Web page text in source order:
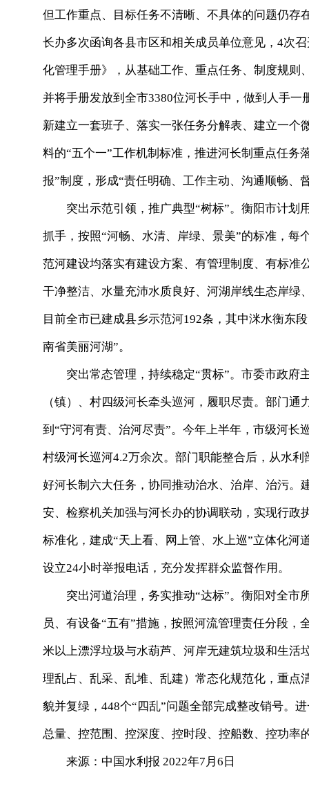
但工作重点、目标任务不清晰、不具体的问题仍
长办多次函询各县市区和相关成员单位意见，4次
化管理手册》，从基础工作、重点任务、制度规
并将手册发放到全市3380位河长手中，做到人手
新建立一套班子、落实一张任务分解表、建立一
料的“五个一”工作机制标准，推进河长制重点任务
报”制度，形成“责任明确、工作主动、沟通顺畅、
突出示范引领，推广典型“树标”。衡阳市计划
抓手，按照“河畅、水清、岸绿、景美”的标准，
范河建设均落实有建设方案、有管理制度、有标准
干净整洁、水量充沛水质良好、河湖岸线生态岸
目前全市已建成县乡示范河192条，其中洣水衡东
南省美丽河湖”。
突出常态管理，持续稳定“贯标”。市委市政府
（镇）、村四级河长牵头巡河，履职尽责。部门
到“守河有责、治河尽责”。今年上半年，市级河长
村级河长巡河4.2万余次。部门职能整合后，从水
好河长制六大任务，协同推动治水、治岸、治污。
安、检察机关加强与河长办的协调联动，实现行
标准化，建成“天上看、网上管、水上巡”立体化
设立24小时举报电话，充分发挥群众监督作用。
突出河道治理，务实推动“达标”。衡阳对全市
员、有设备“五有”措施，按照河流管理责任分段
米以上漂浮垃圾与水葫芦、河岸无建筑垃圾和生活
理乱占、乱采、乱堆、乱建）常态化规范化，重
貌并复绿，448个“四乱”问题全部完成整改销号。
总量、控范围、控深度、控时段、控船数、控功率
来源：中国水利报 2022年7月6日